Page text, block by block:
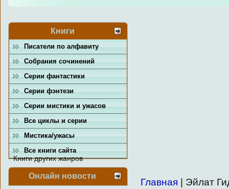
Книги
Писатели по алфавиту
Собрания сочинений
Серии фантастики
Серии фэнтези
Серии мистики и ужасов
Все циклы и серии
Мистика/ужасы
Все книги сайта
Книги других жанров
Онлайн новости
Главная | Эйлат